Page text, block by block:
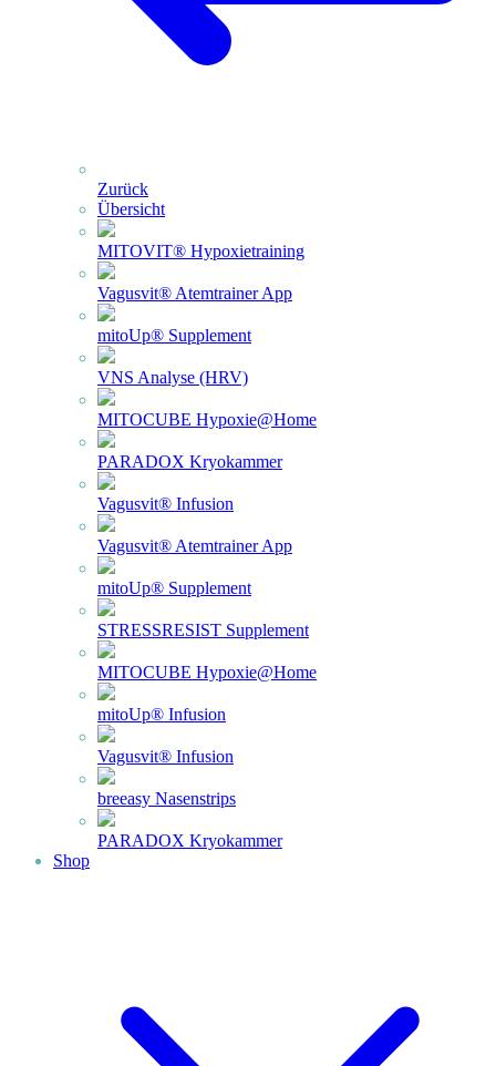
Zurück
Übersicht
MITOVIT® Hypoxietraining
Vagusvit® Atemtrainer App
mitoUp® Supplement
VNS Analyse (HRV)
MITOCUBE Hypoxie@Home
PARADOX Kryokammer
Vagusvit® Infusion
Vagusvit® Atemtrainer App
mitoUp® Supplement
STRESSRESIST Supplement
MITOCUBE Hypoxie@Home
mitoUp® Infusion
Vagusvit® Infusion
breeasy Nasenstrips
PARADOX Kryokammer
Shop